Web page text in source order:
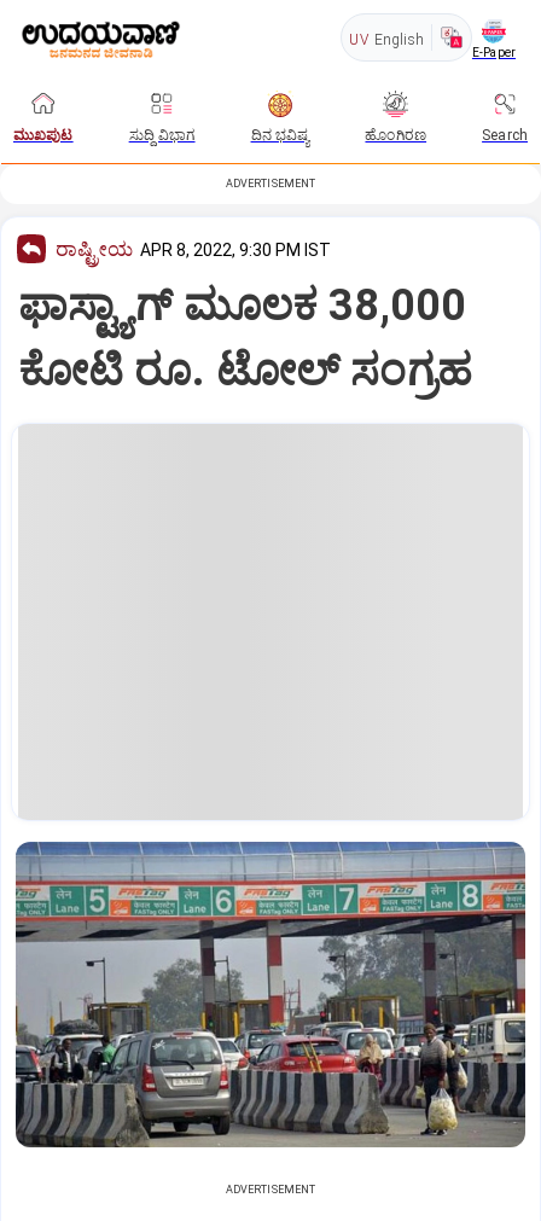
UV English
E-Paper
ಮುಖಪುಟ ಸುದ್ದಿ ವಿಭಾಗ ದಿನ ಭವಿಷ್ಯ ಹೊಂಗಿರಣ Search
ADVERTISEMENT
ರಾಷ್ಟ್ರೀಯ APR 8, 2022, 9:30 PM IST
ಫಾಸ್ಟ್ಯಾಗ್ ಮೂಲಕ 38,000
ಕೋಟಿ ರೂ. ಟೋಲ್‌ ಸಂಗ್ರಹ
ADVERTISEMENT